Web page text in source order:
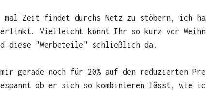
mal Zeit findet durchs Netz zu stöbern, ich
Vielleicht könnt Ihr so kurz vor
diese "Werbeteile" schließlich da.
gerade noch für 20% auf den reduzierten
ob er sich so kombinieren lässt, wie